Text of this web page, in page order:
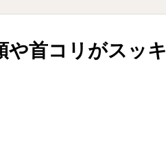
や首コリがスッキ